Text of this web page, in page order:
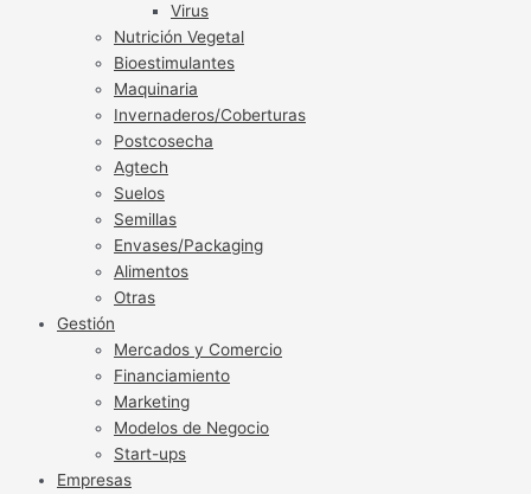
Virus
Nutrición Vegetal
Bioestimulantes
Maquinaria
Invernaderos/Coberturas
Postcosecha
Agtech
Suelos
Semillas
Envases/Packaging
Alimentos
Otras
Gestión
Mercados y Comercio
Financiamiento
Marketing
Modelos de Negocio
Start-ups
Empresas